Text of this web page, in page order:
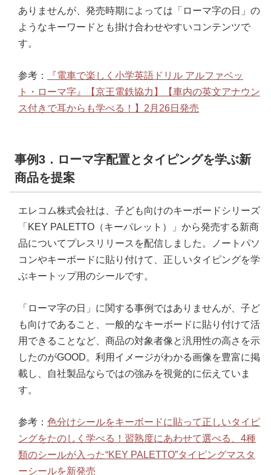
ありませんが、発売時期によっては「ローマ字の日」の
ようなキーワードとも掛け合わせやすいコンテンツで
す。
参考：
『電車で楽しく小学英語ドリル アルファベッ
ト・ローマ字』【京王電鉄協力】【車内の英文アナウン
ス付きで耳からも学べる！】2月26日発売
事例3．ローマ字配置とタイピングを学ぶ新
商品を提案
エレコム株式会社は、子ども向けのキーボードシリーズ
「KEY PALETTO（キーパレット）」から発売する新商
品についてプレスリリースを配信しました。ノートパソ
コンやキーボードに貼り付けて、正しいタイピングを学
ぶキートップ用のシールです。
「ローマ字の日」に関する事例ではありませんが、子ど
も向けであること、一般的なキーボードに貼り付けて活
用できることなど、商品の対象者像と汎用性の高さを示
したのがGOOD。利用イメージがわかる画像を豊富に掲
載し、自社製品ならではの強みを視覚的に伝えていま
す。
参考： 色分けシールをキーボードに貼って正しいタイピ
ングをたのしく学べる！習熟度にあわせて選べる、4種
類のシールが入った“KEY PALETTO”タイピングマスタ
ーシールを新発売